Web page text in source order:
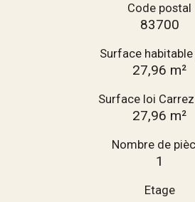
Code postal
83700
Surface habitable
27,96 m²
Surface loi
27,96 m²
Nombre de
1
Etage